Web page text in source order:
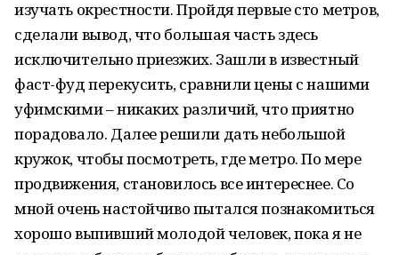
изучать окрестности. Пройдя первые сто метров,
сделали вывод, что большая часть здесь
исключительно приезжих. Зашли в известный
фаст-фуд перекусить, сравнили цены с нашими
уфимскими – никаких различий, что приятно
порадовало. Далее решили дать небольшой
кружок, чтобы посмотреть, где метро. По мере
продвижения, становилось все интереснее. Со
мной очень настойчиво пытался познакомиться
хорошо выпивший молодой человек, пока я не